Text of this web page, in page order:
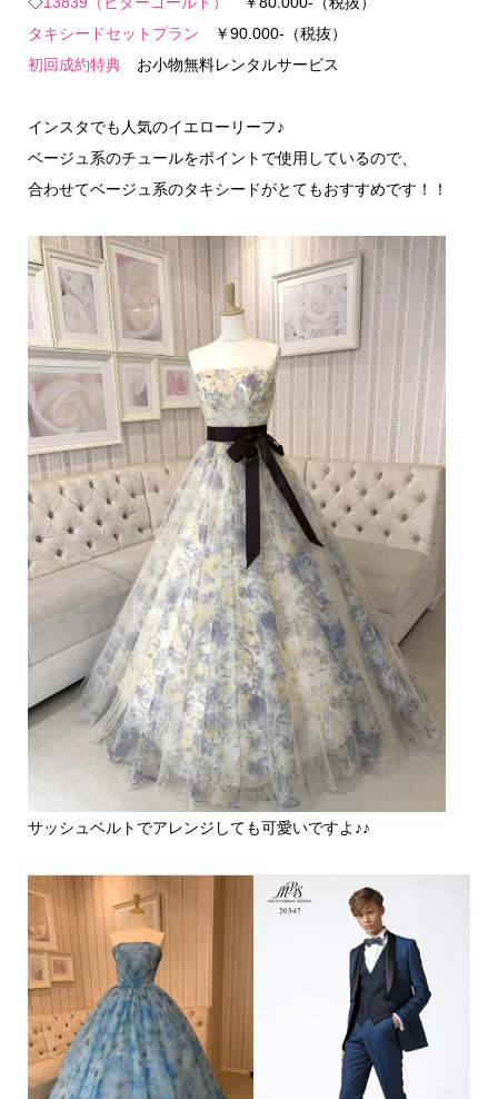
タキシードセットプラン ￥90.000-（税抜）
初回成約特典お小物無料レンタルサービス
インスタでも人気のイエローリーフ♪
ベージュ系のチュールをポイントで使用しているので、
合わせてベージュ系のタキシードがとてもおすすめです！！
サッシュベルトでアレンジしても可愛いですよ♪♪